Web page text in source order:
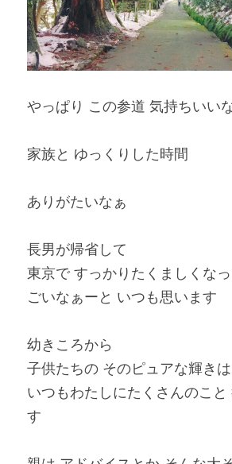
やっぱり この参道 気持ちいい
家族と ゆっくりした時間
ありがたいなぁ
長男が帰省して
東京で すっかりたくましくな
ごいなぁーと いつも思います
幼きころから
子供たちの そのピュアな輝きは
いつもわたしにたくさんのこと
す